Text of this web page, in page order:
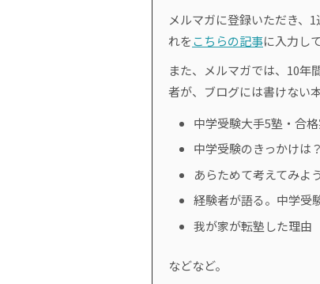
メルマガに登録いただき、
れをこちらの記事に入力し
また、メルマガでは、10年
者が、ブログには書けない
中学受験大手5塾・合
中学受験のきっかけは
あらためて考えてみよ
経験者が語る。中学受
我が家が転塾した理由
などなど。